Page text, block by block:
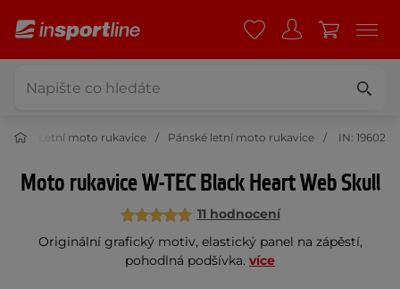
Letní moto rukavice Pánské letní moto rukavice IN: 19602
Moto rukavice W-TEC Black Heart Web Skull
11 hodnocení
Originální grafický motiv, elastický panel na zápěstí,
pohodlná podšívka. více